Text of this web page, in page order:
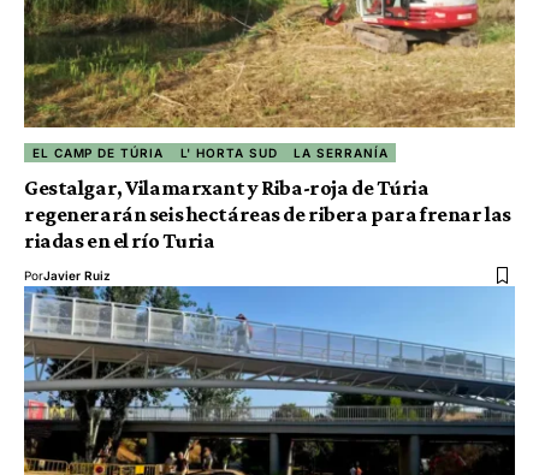
EL CAMP DE TÚRIA L' HORTA SUD LA SERRANÍA
Gestalgar, Vilamarxant y Riba-roja de Túria
regenerarán seis hectáreas de ribera para frenar las
riadas en el río Turia
PorJavier Ruiz